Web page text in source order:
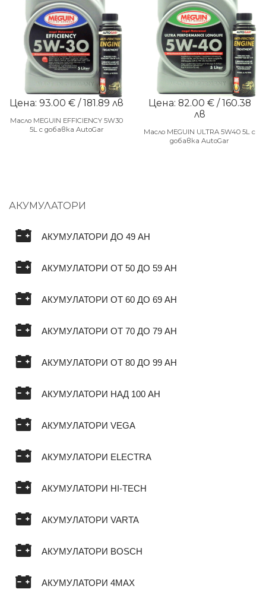
Цена: 93.00 € / 181.89 лв
Масло MEGUIN EFFICIENCY 5W30
5L с добавка AutoGar
Цена: 82.00 € / 160.38
лв
Масло MEGUIN ULTRA 5W40 5L с
добавка AutoGar
АКУМУЛАТОРИ
АКУМУЛАТОРИ ДО 49 AH
АКУМУЛАТОРИ ОТ 50 ДО 59 AH
АКУМУЛАТОРИ ОТ 60 ДО 69 AH
АКУМУЛАТОРИ ОТ 70 ДО 79 AH
АКУМУЛАТОРИ ОТ 80 ДО 99 AH
АКУМУЛАТОРИ НАД 100 AH
АКУМУЛАТОРИ VEGA
АКУМУЛАТОРИ ELECTRA
АКУМУЛАТОРИ HI-TECH
АКУМУЛАТОРИ VARTA
АКУМУЛАТОРИ BOSCH
АКУМУЛАТОРИ 4MAX